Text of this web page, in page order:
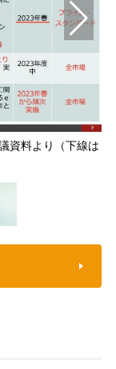
資料より（下線は